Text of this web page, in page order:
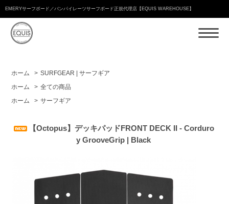
EMERYサーフボード／バンパイレーツサーフボード正規代理店【EQUIS WAREHOUSE】
ホーム > SURFGEAR | サーフギア
ホーム
> 全ての商品
ホーム
> サーフギア
【Octopus】デッキパッドFRONT DECK II - Corduro
y GrooveGrip | Black